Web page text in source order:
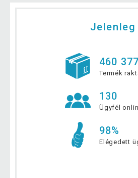
Jelenleg
460
Termék
130
Ügyfél
98%
Elégedett